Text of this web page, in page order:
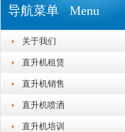
导航菜单 Menu
关于我们
直升机租赁
直升机销售
直升机喷洒
直升机培训